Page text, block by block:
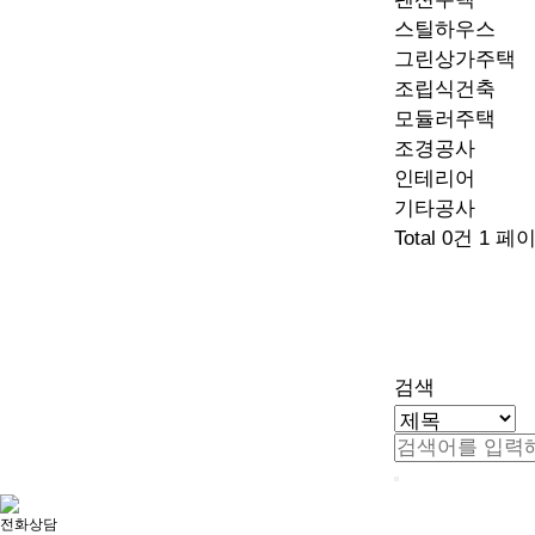
스틸하우스
그린상가주택
조립식건축
모듈러주택
조경공사
인테리어
기타공사
Total 0건 1 페
검색
전화상담